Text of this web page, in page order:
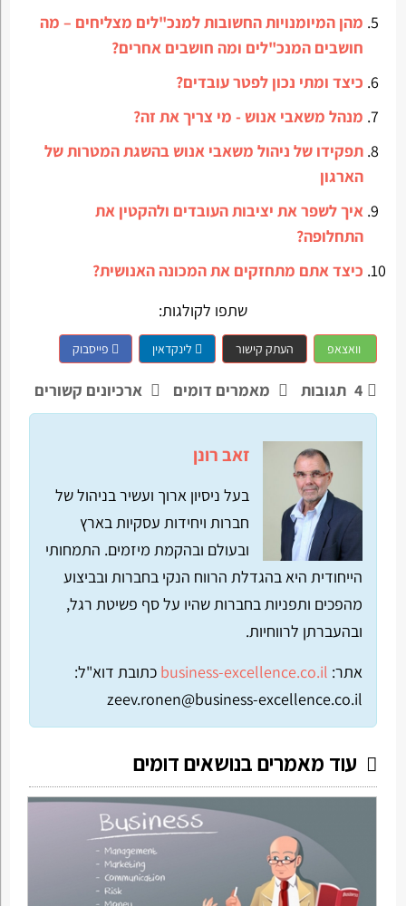
מהן המיומנויות החשובות למנכ"לים מצליחים – מה
חושבים המנכ"לים ומה חושבים אחרים?
כיצד ומתי נכון לפטר עובדים?
מנהל משאבי אנוש - מי צריך את זה?
תפקידו של ניהול משאבי אנוש בהשגת המטרות של
הארגון
איך לשפר את יציבות העובדים ולהקטין את
התחלופה?
כיצד אתם מתחזקים את המכונה האנושית?
שתפו לקולגות:
וואצאפ העתק קישור לינקדאין פייסבוק
4 תגובות מאמרים דומים ארכיונים קשורים
זאב רונן
בעל ניסיון ארוך ועשיר בניהול של
חברות ויחידות עסקיות בארץ
ובעולם ובהקמת מיזמים. התמחותי
הייחודית היא בהגדלת הרווח הנקי בחברות ובביצוע
מהפכים ותפניות בחברות שהיו על סף פשיטת רגל,
ובהעברתן לרווחיות.
אתר: business-excellence.co.il כתובת דוא"ל:
zeev.ronen@business-excellence.co.il
עוד מאמרים בנושאים דומים